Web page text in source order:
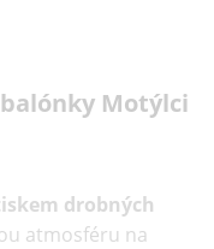
Motýlci
drobných
atmosféru na